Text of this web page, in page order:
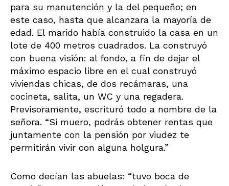
para su manutención y la del pequeño; en
este caso, hasta que alcanzara la mayoría de
edad. El marido había construido la casa en un
lote de 400 metros cuadrados. La construyó
con buena visión: al fondo, a fin de dejar el
máximo espacio libre en el cual construyó
viviendas chicas, de dos recámaras, una
cocineta, salita, un WC y una regadera.
Previsoramente, escrituró todo a nombre de la
señora. “Si muero, podrás obtener rentas que
juntamente con la pensión por viudez te
permitirán vivir con alguna holgura.”
Como decían las abuelas: “tuvo boca de